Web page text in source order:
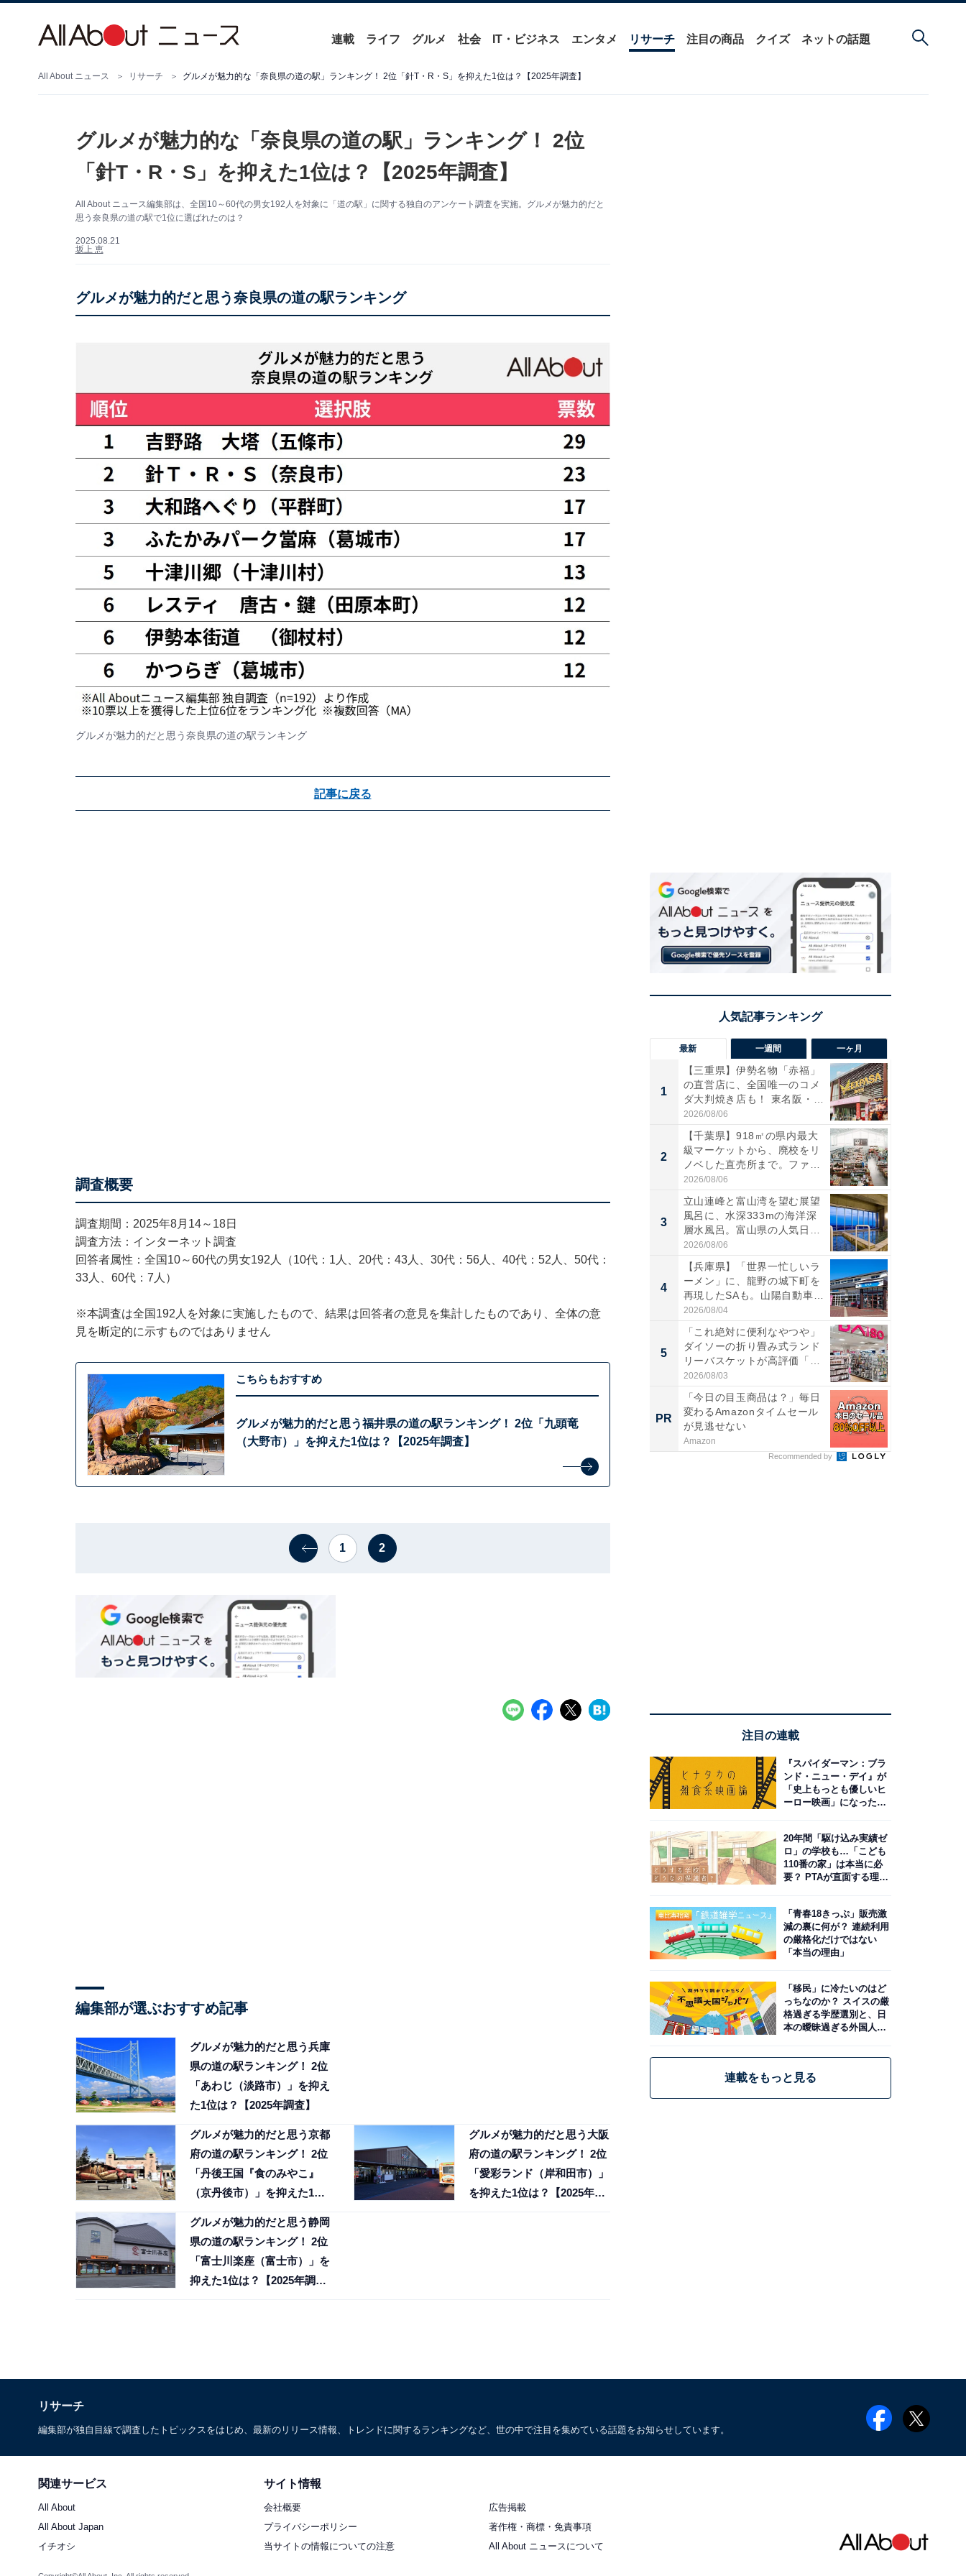
連載 ライフ グルメ 社会 IT・ビジネス エンタメ リサーチ 注目の商品 クイズ ネットの話題
All About ニュース リサーチ グルメが魅力的な「奈良県の道の駅」ランキング！ 2位「針T・R・S」を抑えた1位は？【2025年調査】
グルメが魅力的な「奈良県の道の駅」ランキング！ 2位
「針T・R・S」を抑えた1位は？【2025年調査】
All About ニュース編集部は、全国10～60代の男女192人を対象に「道の駅」に関する独自のアンケート調査を実施。グルメが魅力的だと
思う奈良県の道の駅で1位に選ばれたのは？
2025.08.21
坂上 恵
グルメが魅力的だと思う奈良県の道の駅ランキング
グルメが魅力的だと思う奈良県の道の駅ランキング
記事に戻る
調査概要
調査期間：2025年8月14～18日
調査方法：インターネット調査
回答者属性：全国10～60代の男女192人（10代：1人、20代：43人、30代：56人、40代：52人、50代：
33人、60代：7人）
※本調査は全国192人を対象に実施したもので、結果は回答者の意見を集計したものであり、全体の意
見を断定的に示すものではありません
こちらもおすすめ
グルメが魅力的だと思う福井県の道の駅ランキング！ 2位「九頭竜
（大野市）」を抑えた1位は？【2025年調査】
1 2
編集部が選ぶおすすめ記事
グルメが魅力的だと思う兵庫
県の道の駅ランキング！ 2位
「あわじ（淡路市）」を抑え
た1位は？【2025年調査】
グルメが魅力的だと思う京都
府の道の駅ランキング！ 2位
「丹後王国『食のみやこ』
（京丹後市）」を抑えた1位
グルメが魅力的だと思う大阪
府の道の駅ランキング！ 2位
「愛彩ランド（岸和田市）」
を抑えた1位は？【2025年調
グルメが魅力的だと思う静岡
県の道の駅ランキング！ 2位
「富士川楽座（富士市）」を
抑えた1位は？【2025年調
最新 一週間 一ヶ月
1
【三重県】伊勢名物「赤福」
の直営店に、全国唯一のコメ
ダ大判焼き店も！ 東名阪・
伊...
2026/08/06
2
【千葉県】918㎡の県内最大
級マーケットから、廃校をリ
ノベした直売所まで。ファ
ー...
2026/08/06
3
立山連峰と富山湾を望む展望
風呂に、水深333mの海洋深
層水風呂。富山県の人気日
帰...
2026/08/06
4
【兵庫県】「世界一忙しいラ
ーメン」に、龍野の城下町を
再現したSAも。山陽自動車
道...
2026/08/04
5
「これ絶対に便利なやつや」
ダイソーの折り畳み式ランド
リーバスケットが高評価「使
わ...
2026/08/03
PR
「今日の目玉商品は？」毎日
変わるAmazonタイムセール
が見逃せない
Amazon
Recommended by
注目の連載
『スパイダーマン：ブラ
ンド・ニュー・デイ』が
「史上もっとも優しいヒ
ーロー映画」になった理
20年間「駆け込み実績ゼ
ロ」の学校も…「こども
110番の家」は本当に必
要？ PTAが直面する理想
「青春18きっぷ」販売激
減の裏に何が？ 連続利用
の厳格化だけではない
「本当の理由」
「移民」に冷たいのはど
っちなのか？ スイスの厳
格過ぎる学歴選別と、日
本の曖昧過ぎる外国人政
連載をもっと見る
リサーチ
編集部が独自目線で調査したトピックスをはじめ、最新のリリース情報、トレンドに関するランキングなど、世の中で注目を集めている話題をお知らせしています。
関連サービス
All About
All About Japan
イチオシ
サイト情報
会社概要
広告掲載
プライバシーポリシー
著作権・商標・免責事項
当サイトの情報についての注意
All About ニュースについて